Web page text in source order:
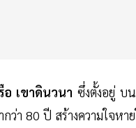
เขาดินวนา ซึ่งตั้งอยู่ บ
ว่า 80 ปี สร้างความใจ